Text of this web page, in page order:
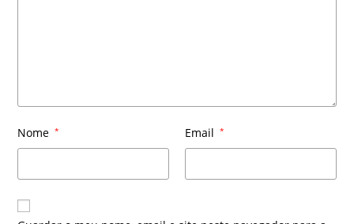
Nome * Email *